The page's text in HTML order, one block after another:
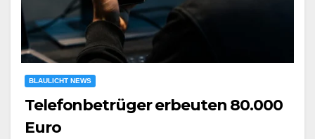
BLAULICHT NEWS
Telefonbetrüger erbeuten 80.000
Euro